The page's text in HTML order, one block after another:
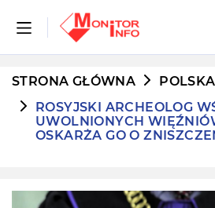
STRONA GŁÓWNA
ROSYJSKI ARCHEOLOG
UWOLNIONYCH
OSKARŻA GO O